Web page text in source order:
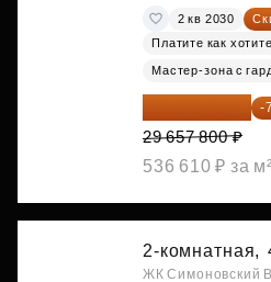
2 кв 2030
Платите как хотите
Мастер-зона с
27 581 754 ₽ -
29 657 800 ₽
536 610 ₽ за м²
2-комнатная,
ЖК Симоновский